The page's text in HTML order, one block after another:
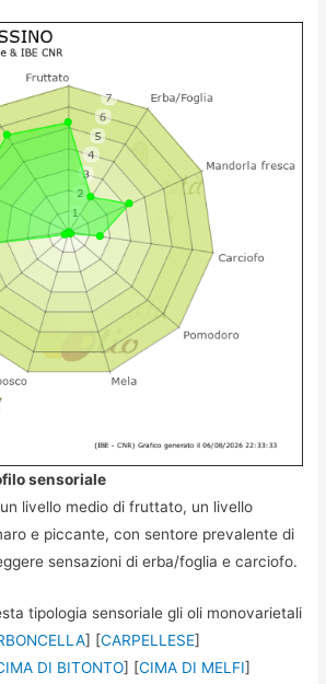
sensoriale
livello medio di fruttato, un livello
e piccante, con sentore prevalente di
sensazioni di erba/foglia e carciofo.
tipologia sensoriale gli oli monovarietali
] [CARPELLESE]
DI BITONTO] [CIMA DI MELFI]